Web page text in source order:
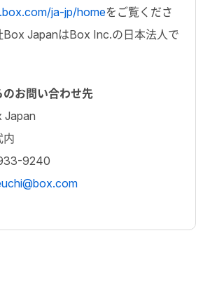
ja-jp/homeをご覧くださ
Box JapanはBox Inc.の日本法人で
お問い合わせ先
Japan
内
9240